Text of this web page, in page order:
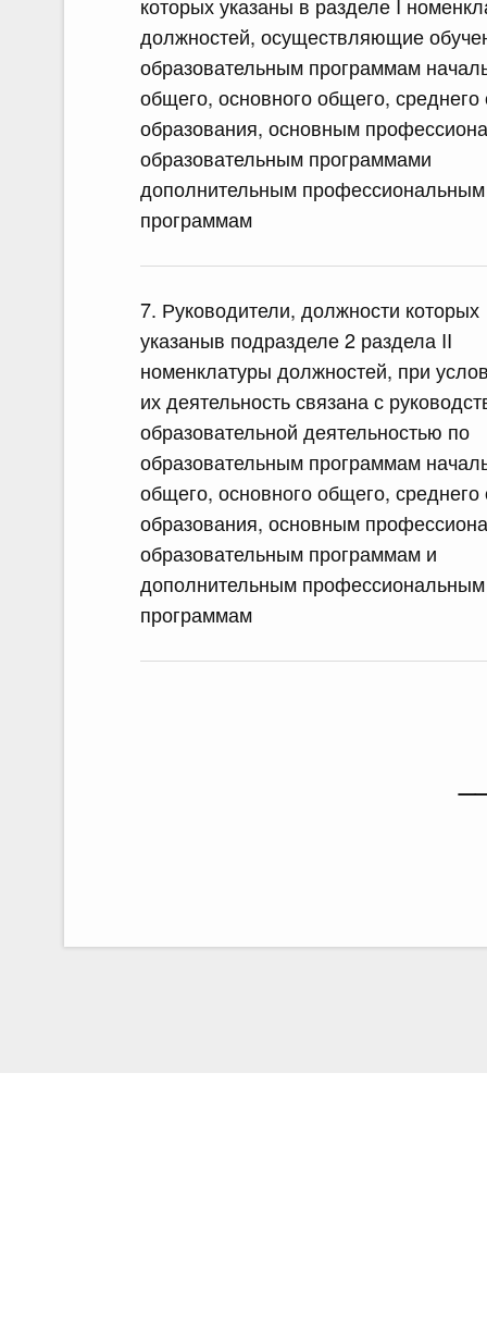
должностей, осуществляющие
образовательным программам
общего, основного общего,
образования, основным
образовательным программами
дополнительным профессиональным
программам
7. Руководители, должности которых
указаныв подразделе 2 раздела II
номенклатуры должностей, при
их деятельность связана с
образовательной деятельностью по
образовательным программам
общего, основного общего,
образования, основным
образовательным программам и
дополнительным профессиональным
программам